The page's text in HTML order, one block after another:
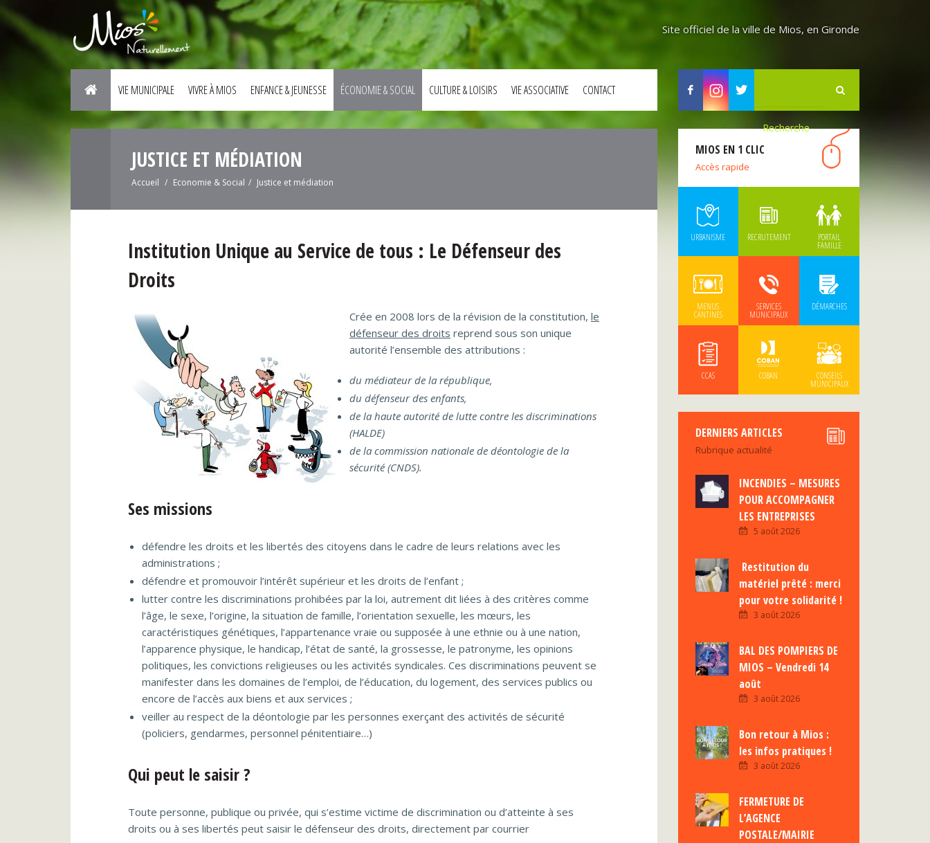
Site officiel de la ville de Mios, en Gironde
VIE MUNICIPALE VIVRE À MIOS ENFANCE & JEUNESSE ÉCONOMIE & SOCIAL CULTURE & LOISIRS VIE ASSOCIATIVE CONTACT
FacebookInstagram
Twitter
JUSTICE ET MÉDIATION
Accueil Economie & Social Justice et médiation
Institution Unique au Service de tous : Le Défenseur des
Droits
Crée en 2008 lors de la révision de la constitution, le
défenseur des droits reprend sous son unique
autorité l’ensemble des attributions :
du médiateur de la république,
du défenseur des enfants,
de la haute autorité de lutte contre les discriminations
(HALDE)
de la commission nationale de déontologie de la
sécurité (CNDS).
Ses missions
défendre les droits et les libertés des citoyens dans le cadre de leurs relations avec les
administrations ;
défendre et promouvoir l’intérêt supérieur et les droits de l’enfant ;
lutter contre les discriminations prohibées par la loi, autrement dit liées à des critères comme
l’âge, le sexe, l’origine, la situation de famille, l’orientation sexuelle, les mœurs, les
caractéristiques génétiques, l’appartenance vraie ou supposée à une ethnie ou à une nation,
l’apparence physique, le handicap, l’état de santé, la grossesse, le patronyme, les opinions
politiques, les convictions religieuses ou les activités syndicales. Ces discriminations peuvent se
manifester dans les domaines de l’emploi, de l’éducation, du logement, des services publics ou
encore de l’accès aux biens et aux services ;
veiller au respect de la déontologie par les personnes exerçant des activités de sécurité
(policiers, gendarmes, personnel pénitentiaire…)
Qui peut le saisir ?
Toute personne, publique ou privée, qui s’estime victime de discrimination ou d’atteinte à ses
droits ou à ses libertés peut saisir le défenseur des droits, directement par courrier
MIOS EN 1 CLIC
Accès rapide
URBANISME RECRUTEMENT PORTAIL
FAMILLE
MENUS
CANTINES
SERVICES
MUNICIPAUX
DÉMARCHES
CCAS COBAN CONSEILS
MUNICIPAUX
DERNIERS ARTICLES
Rubrique actualité
INCENDIES – MESURES
POUR ACCOMPAGNER
LES ENTREPRISES
5 août 2026
Restitution du
matériel prêté : merci
pour votre solidarité !
3 août 2026
BAL DES POMPIERS DE
MIOS – Vendredi 14
août
3 août 2026
Bon retour à Mios :
les infos pratiques !
3 août 2026
FERMETURE DE
L’AGENCE
POSTALE/MAIRIE